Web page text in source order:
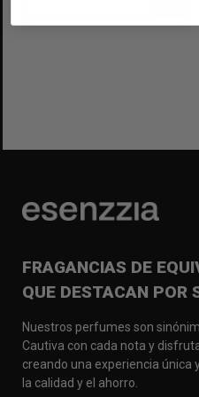
FRAGANCIAS DE
QUE DESTACAN POR
Nuestros perfumes son
Cautiva con cada nota y
creando una experiencia única
la calidad y el ahorro.